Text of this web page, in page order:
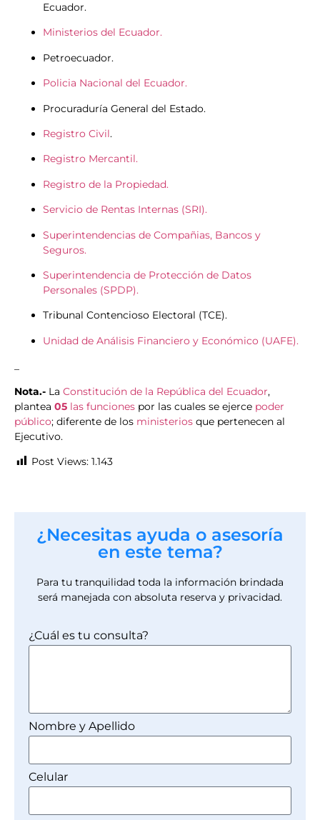
Ecuador.
Ministerios del Ecuador.
Petroecuador.
Policia Nacional del Ecuador.
Procuraduría General del Estado.
Registro Civil.
Registro Mercantil.
Registro de la Propiedad.
Servicio de Rentas Internas (SRI).
Superintendencias de Compañias, Bancos y
Seguros.
Superintendencia de Protección de Datos
Personales (SPDP).
Tribunal Contencioso Electoral (TCE).
Unidad de Análisis Financiero y Económico (UAFE).
Nota.- La Constitución de la República del Ecuador,
plantea 05 las funciones por las cuales se ejerce poder
público; diferente de los ministerios que pertenecen al
Ejecutivo.
Post Views: 1.143
¿Necesitas ayuda o asesoría
en este tema?
Para tu tranquilidad toda la información brindada
será manejada con absoluta reserva y privacidad.
¿Cuál es tu consulta?
Nombre y Apellido
Celular